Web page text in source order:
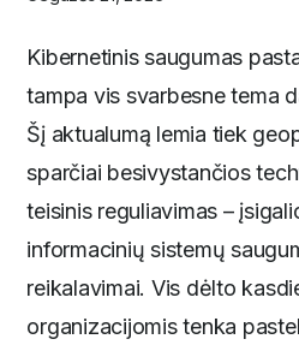
Kibernetinis saugumas
tampa vis svarbesne tema
Šį aktualumą lemia tiek
sparčiai besivystančios
teisinis reguliavimas –
informacinių sistemų
reikalavimai. Vis dėlto
organizacijomis tenka